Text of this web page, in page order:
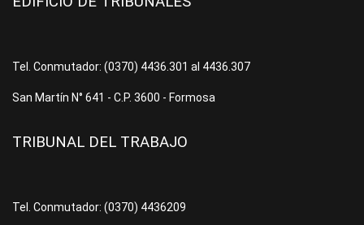
Tel. Conmutador: (0370) 4436.301 al 4436.307
San Martín N° 641 - C.P. 3600 - Formosa
TRIBUNAL DEL TRABAJO
Tel. Conmutador: (0370) 4436209